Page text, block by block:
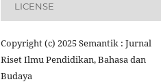
LICENSE
Copyright (c) 2025 Semantik : Jurnal
Riset Ilmu Pendidikan, Bahasa dan
Budaya